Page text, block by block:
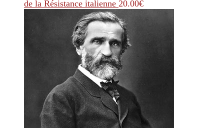
de la Résistance italienne 20.00€